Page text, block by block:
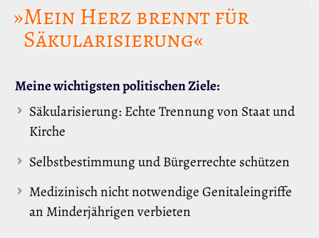
»Mein Herz brennt für
Säkularisierung«
Meine wichtigsten politischen Ziele:
Säkularisierung: Echte Trennung von Staat und
Kirche
Selbstbestimmung und Bürgerrechte schützen
Medizinisch nicht notwendige Genitaleingriffe
an Minderjährigen verbieten